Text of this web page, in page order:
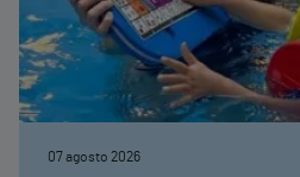
07 agosto 2026